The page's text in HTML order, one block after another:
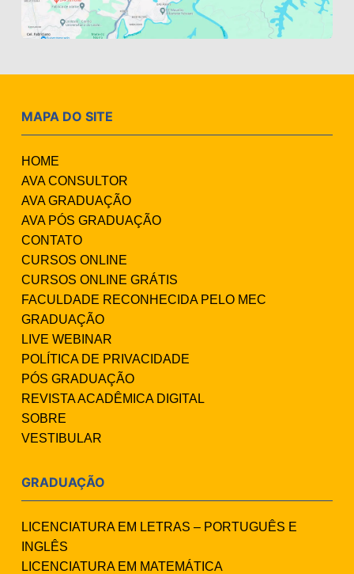
MAPA DO SITE
HOME
AVA CONSULTOR
AVA GRADUAÇÃO
AVA PÓS GRADUAÇÃO
CONTATO
CURSOS ONLINE
CURSOS ONLINE GRÁTIS
FACULDADE RECONHECIDA PELO MEC
GRADUAÇÃO
LIVE WEBINAR
POLÍTICA DE PRIVACIDADE
PÓS GRADUAÇÃO
REVISTA ACADÊMICA DIGITAL
SOBRE
VESTIBULAR
GRADUAÇÃO
LICENCIATURA EM LETRAS – PORTUGUÊS E
INGLÊS
LICENCIATURA EM MATEMÁTICA